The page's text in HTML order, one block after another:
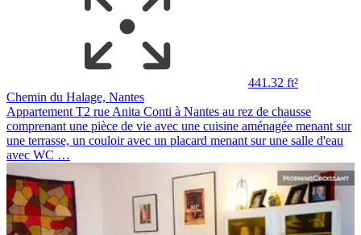
441.32 ft²
Chemin du Halage, Nantes
Appartement T2 rue Anita Conti à Nantes au rez de chausse
comprenant une pièce de vie avec une cuisine aménagée menant sur
une terrasse, un couloir avec un placard menant sur une salle d'eau
avec WC …